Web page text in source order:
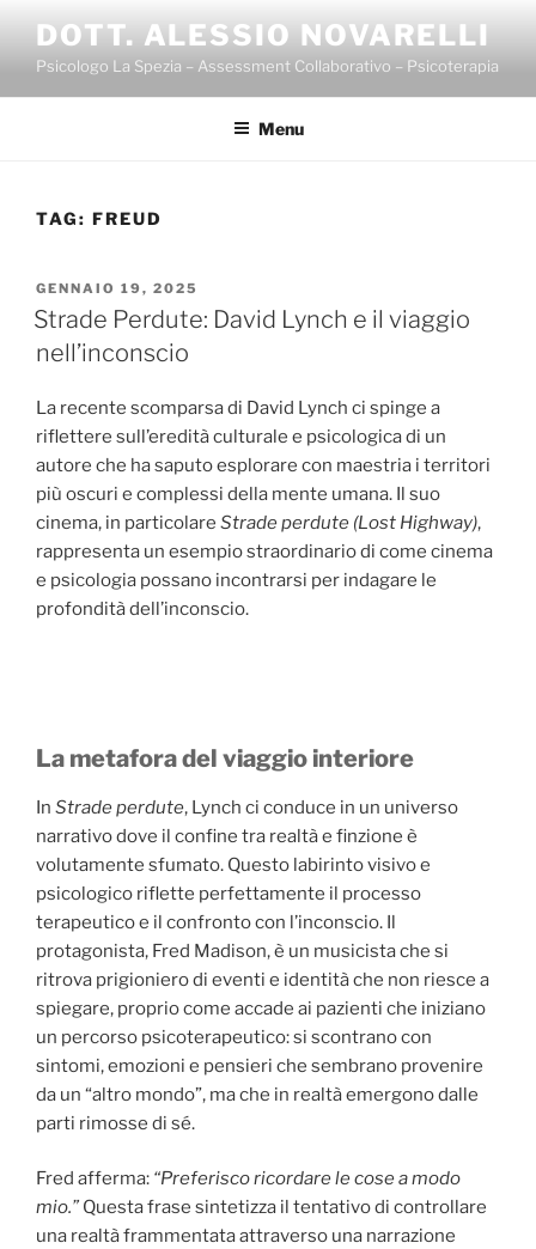
contenuto
DOTT. ALESSIO NOVARELLI
Psicologo La Spezia – Assessment Collaborativo – Psicoterapia
Menu
TAG: FREUD
PUBBLICATO
IL
GENNAIO 19, 2025
Strade Perdute: David Lynch e il viaggio
nell’inconscio
La recente scomparsa di David Lynch ci spinge a
riflettere sull’eredità culturale e psicologica di un
autore che ha saputo esplorare con maestria i territori
più oscuri e complessi della mente umana. Il suo
cinema, in particolare Strade perdute (Lost Highway),
rappresenta un esempio straordinario di come cinema
e psicologia possano incontrarsi per indagare le
profondità dell’inconscio.
La metafora del viaggio interiore
In Strade perdute, Lynch ci conduce in un universo
narrativo dove il confine tra realtà e finzione è
volutamente sfumato. Questo labirinto visivo e
psicologico riflette perfettamente il processo
terapeutico e il confronto con l’inconscio. Il
protagonista, Fred Madison, è un musicista che si
ritrova prigioniero di eventi e identità che non riesce a
spiegare, proprio come accade ai pazienti che iniziano
un percorso psicoterapeutico: si scontrano con
sintomi, emozioni e pensieri che sembrano provenire
da un “altro mondo”, ma che in realtà emergono dalle
parti rimosse di sé.
Fred afferma: “Preferisco ricordare le cose a modo
mio.” Questa frase sintetizza il tentativo di controllare
una realtà frammentata attraverso una narrazione